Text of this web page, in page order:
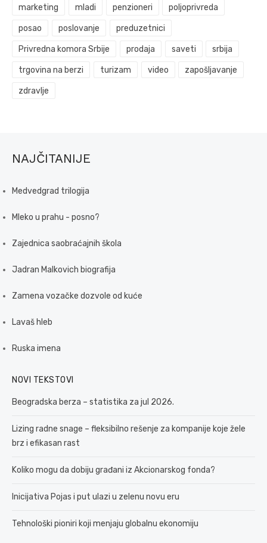
marketing mladi penzioneri poljoprivreda
posao poslovanje preduzetnici
Privredna komora Srbije prodaja saveti srbija
trgovina na berzi turizam video zapošljavanje
zdravlje
NAJČITANIJE
Medvedgrad trilogija
Mleko u prahu - posno?
Zajednica saobraćajnih škola
Jadran Malkovich biografija
Zamena vozačke dozvole od kuće
Lavaš hleb
Ruska imena
NOVI TEKSTOVI
Beogradska berza – statistika za jul 2026.
Lizing radne snage – fleksibilno rešenje za kompanije koje žele
brz i efikasan rast
Koliko mogu da dobiju građani iz Akcionarskog fonda?
Inicijativa Pojas i put ulazi u zelenu novu eru
Tehnološki pioniri koji menjaju globalnu ekonomiju